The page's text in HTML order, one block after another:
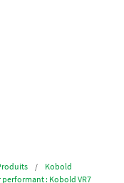
Kobold
: Kobold VR7